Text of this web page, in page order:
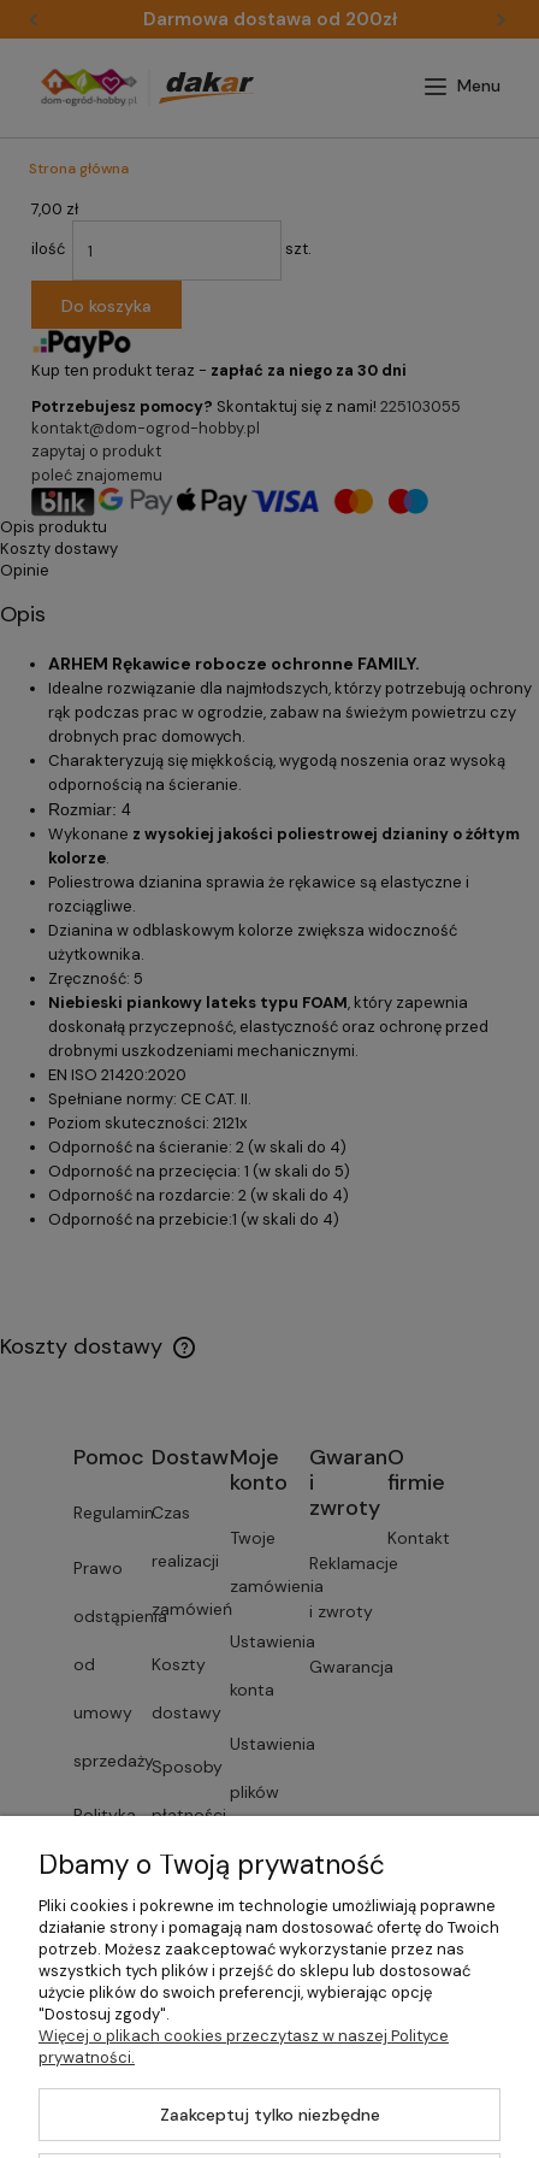
Darmowa dostawa od 200zł
Strona główna
7,00 zł
ilość
szt.
Do koszyka
Kup ten produkt teraz - zapłać za niego za 30 dni
Potrzebujesz pomocy? Skontaktuj się z nami! 225103055
kontakt@dom-ogrod-hobby.pl
zapytaj o produkt
poleć znajomemu
Opis produktu
Koszty dostawy
Opinie
Opis
ARHEM Rękawice robocze ochronne FAMILY.
Idealne rozwiązanie dla najmłodszych, którzy potrzebują ochrony
rąk podczas prac w ogrodzie, zabaw na świeżym powietrzu czy
drobnych prac domowych.
Charakteryzują się miękkością, wygodą noszenia oraz wysoką
odpornością na ścieranie.
Rozmiar: 4
Wykonane z wysokiej jakości poliestrowej dzianiny o żółtym
kolorze.
Poliestrowa dzianina sprawia że rękawice są elastyczne i
rozciągliwe.
Dzianina w odblaskowym kolorze zwiększa widoczność
użytkownika.
Zręczność: 5
Niebieski piankowy lateks typu FOAM, który zapewnia
doskonałą przyczepność, elastyczność oraz ochronę przed
drobnymi uszkodzeniami mechanicznymi.
EN ISO 21420:2020
Spełniane normy: CE CAT. II.
Poziom skuteczności: 2121x
Odporność na ścieranie: 2 (w skali do 4)
Odporność na przecięcia: 1 (w skali do 5)
Odporność na rozdarcie: 2 (w skali do 4)
Odporność na przebicie:1 (w skali do 4)
Koszty dostawy
Pomoc
Regulamin
Prawo
odstąpienia
od
umowy
sprzedaży
Polityka
prywatności
Lista
dostawców
usług
Formularze
Dostawa
Czas
realizacji
zamówień
Koszty
dostawy
Sposoby
płatności
Faktury i
paragony
Czas
dostawy
Moje
konto
Twoje
zamówienia
Ustawienia
konta
Ustawienia
plików
Przechowalnia
Gwarancja
i
zwroty
Reklamacje
i zwroty
Gwarancja
O
firmie
Kontakt
Dbamy o Twoją prywatność
Pliki cookies i pokrewne im technologie umożliwiają poprawne
działanie strony i pomagają nam dostosować ofertę do Twoich
potrzeb. Możesz zaakceptować wykorzystanie przez nas
wszystkich tych plików i przejść do sklepu lub dostosować
użycie plików do swoich preferencji, wybierając opcję
"Dostosuj zgody".
Więcej o plikach cookies przeczytasz w naszej Polityce
prywatności.
Zaakceptuj tylko niezbędne